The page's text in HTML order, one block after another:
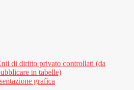
di diritto privato controllati (da
in tabelle)
grafica